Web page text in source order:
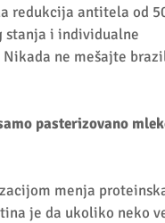
redukcija antitela od
stanja i individualne
ne mešajte
pasterizovano
menja
je da ukoliko neko